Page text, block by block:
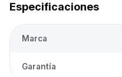
Especificaciones
Marca
Garantía